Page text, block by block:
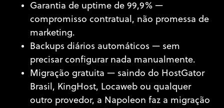
Garantia de uptime de 99,9% —
compromisso contratual, não promessa de
marketing.
Backups diários automáticos — sem
precisar configurar nada manualmente.
Migração gratuita — saindo do HostGator
Brasil, KingHost, Locaweb ou qualquer
outro provedor, a Napoleon faz a migração